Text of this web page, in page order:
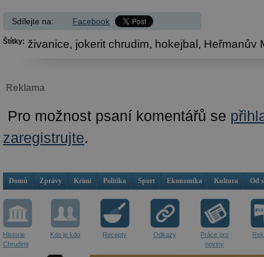
Sdílejte na: Facebook
Štítky: živanice, jokerit chrudim, hokejbal, Heřmanův
Reklama
Pro možnost psaní komentářů se
zaregistrujte.
Domů Zprávy Krimi Politika Sport Ekonomika Kultura Od
Historie
Chrudimi
Kdo je kdo Recepty Odkazy
Práce pro
noviny